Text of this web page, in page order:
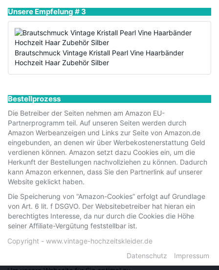
Unsere Empfelung # 3
Brautschmuck Vintage Kristall Pearl Vine Haarbänder
Hochzeit Haar Zubehör Silber
Bestellprozess
Die Betreiber der Seiten nehmen am Amazon EU-
Partnerprogramm teil. Auf unseren Seiten werden durch
Amazon Werbeanzeigen und Links zur Seite von Amazon.de
eingebunden, an denen wir über Werbekostenerstattung Geld
verdienen können. Amazon setzt dazu Cookies ein, um die
Herkunft der Bestellungen nachvollziehen zu können. Dadurch
kann Amazon erkennen, dass Sie den Partnerlink auf unserer
Website geklickt haben.
Die Speicherung von “Amazon-Cookies” erfolgt auf Grundlage
von Art. 6 lit. f DSGVO. Der Websitebetreiber hat hieran ein
berechtigtes Interesse, da nur durch die Cookies die Höhe
seiner Affiliate-Vergütung feststellbar ist.
Copyright - www.vintage-hochzeitskleider.de
Datenschutz
Impressum